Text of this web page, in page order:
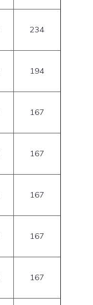
234
194
167
167
167
167
167